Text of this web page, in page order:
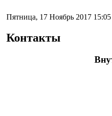
Пятница, 17 Ноябрь 2017 15:05
Контакты